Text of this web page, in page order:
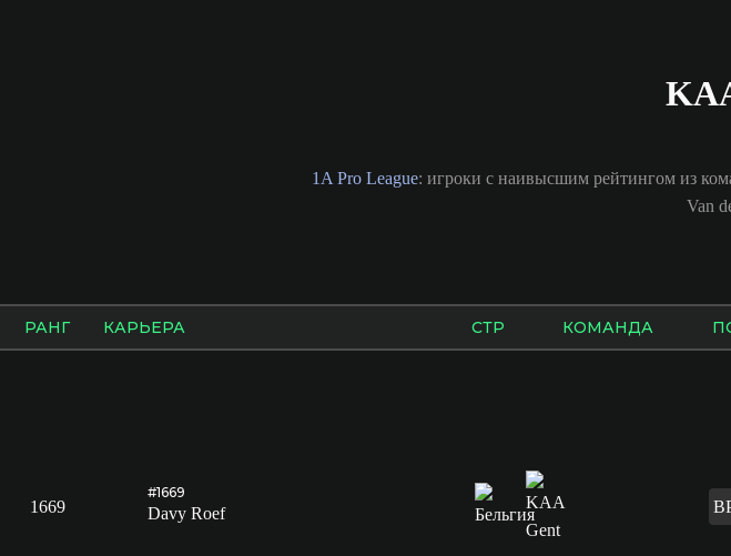
1A Pro League: игроки с наивысшим рейтингом из
Van
РАНГ КАРЬЕРА СТР КОМАНДА
1669
#1669
Davy Roef